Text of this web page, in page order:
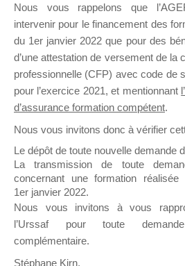
Ce groupe est destiné aux
Formation qui souhaitent
Propositions Mallette du
Ce groupe propose un forum
sur lequel il est possible de
ou poser une question.
NB : Il est nécessaire d’être
pouvoir rejoindre ce groupe
Nous vous rappelons que
intervenir pour le financement des
du 1er janvier 2022 que pour des
d’une attestation de versement de la
professionnelle (CFP) avec code de
pour l’exercice 2021, et mentionnant
d’assurance formation compétent.
Nous vous invitons donc à vérifier
Le dépôt de toute nouvelle demande
La transmission de toute
concernant une formation
1er janvier 2022.
Nous vous invitons à vous
l’Urssaf pour toute
complémentaire.
Stéphane Kirn,